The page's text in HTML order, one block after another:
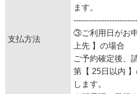
支払方法
ます。
③ご利用日がお
上先 】の場合
ご予約確定後、
第【 25日以内
します。